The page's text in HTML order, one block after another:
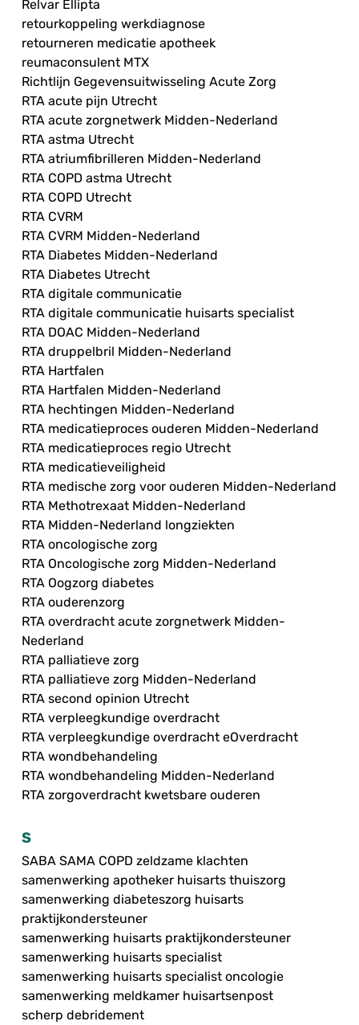
Relvar Ellipta
retourkoppeling werkdiagnose
retourneren medicatie apotheek
reumaconsulent MTX
Richtlijn Gegevensuitwisseling Acute Zorg
RTA acute pijn Utrecht
RTA acute zorgnetwerk Midden-Nederland
RTA astma Utrecht
RTA atriumfibrilleren Midden-Nederland
RTA COPD astma Utrecht
RTA COPD Utrecht
RTA CVRM
RTA CVRM Midden-Nederland
RTA Diabetes Midden-Nederland
RTA Diabetes Utrecht
RTA digitale communicatie
RTA digitale communicatie huisarts specialist
RTA DOAC Midden-Nederland
RTA druppelbril Midden-Nederland
RTA Hartfalen
RTA Hartfalen Midden-Nederland
RTA hechtingen Midden-Nederland
RTA medicatieproces ouderen Midden-Nederland
RTA medicatieproces regio Utrecht
RTA medicatieveiligheid
RTA medische zorg voor ouderen Midden-Nederland
RTA Methotrexaat Midden-Nederland
RTA Midden-Nederland longziekten
RTA oncologische zorg
RTA Oncologische zorg Midden-Nederland
RTA Oogzorg diabetes
RTA ouderenzorg
RTA overdracht acute zorgnetwerk Midden-
Nederland
RTA palliatieve zorg
RTA palliatieve zorg Midden-Nederland
RTA second opinion Utrecht
RTA verpleegkundige overdracht
RTA verpleegkundige overdracht eOverdracht
RTA wondbehandeling
RTA wondbehandeling Midden-Nederland
RTA zorgoverdracht kwetsbare ouderen
S
SABA SAMA COPD zeldzame klachten
samenwerking apotheker huisarts thuiszorg
samenwerking diabeteszorg huisarts
praktijkondersteuner
samenwerking huisarts praktijkondersteuner
samenwerking huisarts specialist
samenwerking huisarts specialist oncologie
samenwerking meldkamer huisartsenpost
scherp debridement